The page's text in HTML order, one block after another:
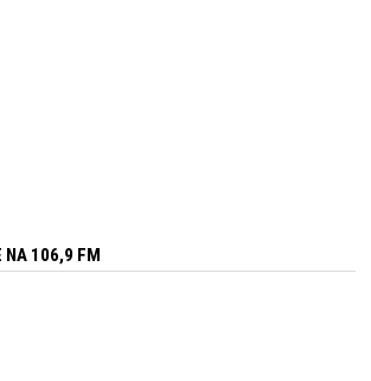
NA 106,9 FM